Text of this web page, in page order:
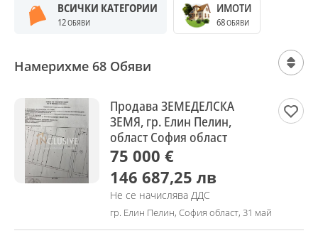
ВСИЧКИ КАТЕГОРИИ
12ОБЯВИ
ИМОТИ
68ОБЯВИ
Намерихме 68 Обяви
Продава ЗЕМЕДЕЛСКА
ЗЕМЯ, гр. Елин Пелин,
област София област
75 000 €
146 687,25 лв
Не се начислява ДДС
гр. Елин Пелин, София област, 31 май